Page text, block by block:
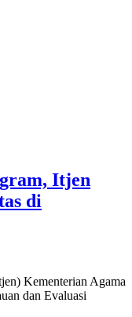
Itjen
di
Kementerian Agama
dan Evaluasi